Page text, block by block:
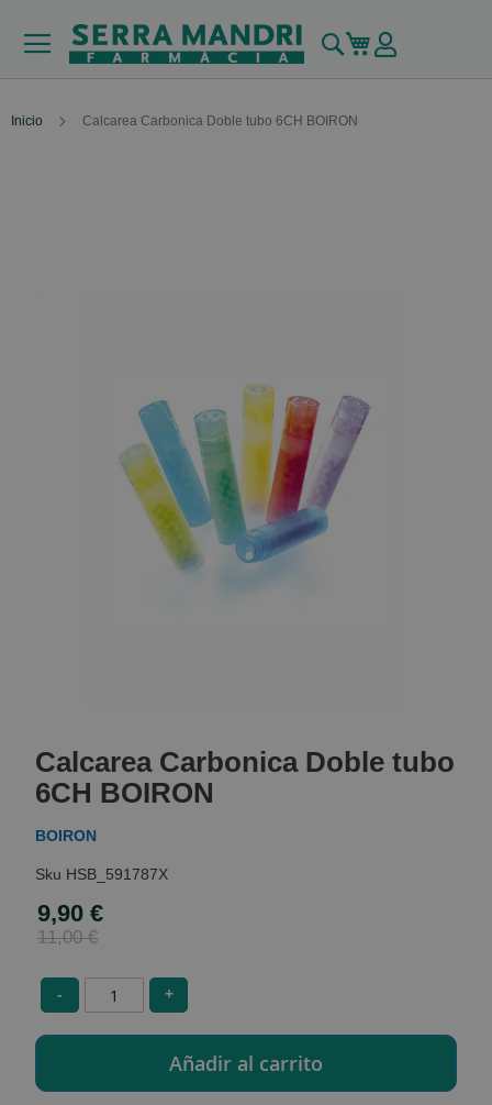
Buscar
Mi carrito
Inicio Calcarea Carbonica Doble tubo 6CH BOIRON
the
beginning
of
the
gallery
Calcarea Carbonica Doble tubo
6CH BOIRON
BOIRON
HSB_591787X
Special
Price
9,90 €
11,00 €
- +